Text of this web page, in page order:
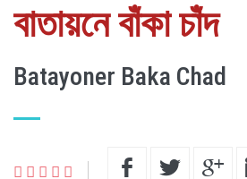
বাতায়নে বাঁকা চাঁদ
Batayoner Baka Chad